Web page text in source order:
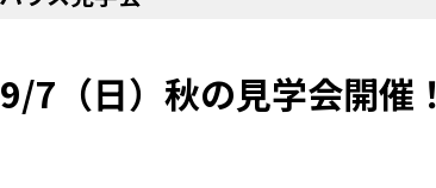
7（日）秋の見学会開催